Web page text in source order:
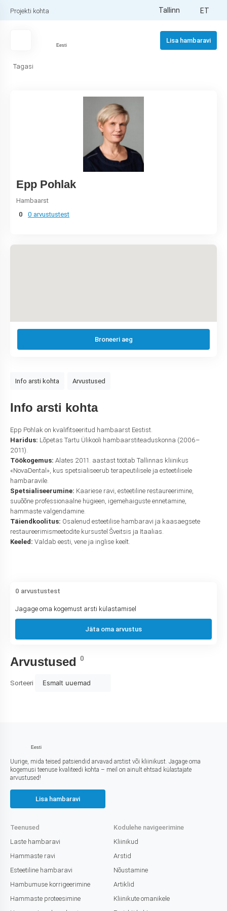
Projekti kohta Tallinn ET
Eesti
Lisa hambaravi
Tagasi
Epp Pohlak
Hambaarst
0
0 arvustustest
Broneeri aeg
Info arsti kohta Arvustused
Info arsti kohta
Epp Pohlak on kvalifitseeritud hambaarst Eestist.
Haridus: Lõpetas Tartu Ülikooli hambaarstiteaduskonna (2006–
2011).
Töökogemus: Alates 2011. aastast töötab Tallinnas kliinikus
«NovaDental», kus spetsialiseerub terapeutilisele ja esteetilisele
hambaravile.
Spetsialiseerumine: Kaariese ravi, esteetiline restaureerimine,
suuõõne professionaalne hügieen, igemehaiguste ennetamine,
hammaste valgendamine.
Täiendkoolitus: Osalenud esteetilise hambaravi ja kaasaegsete
restaureerimismeetodite kursustel Šveitsis ja Itaalias.
Keeled: Valdab eesti, vene ja inglise keelt.
Arvustused 0
Sorteeri Esmalt uuemad
0 arvustustest
Jagage oma kogemust arsti külastamisel
Jäta oma arvustus
Eesti
Uurige, mida teised patsiendid arvavad arstist või kliinikust. Jagage oma
kogemusi teenuse kvaliteedi kohta – meil on ainult ehtsad külastajate
arvustused!
Lisa hambaravi
Teenused
Laste hambaravi
Hammaste ravi
Esteetiline hambaravi
Hambumuse korrigeerimine
Hammaste proteesimine
Kodulehe navigeerimine
Kliinikud
Arstid
Nõustamine
Artiklid
Kliinikute omanikele